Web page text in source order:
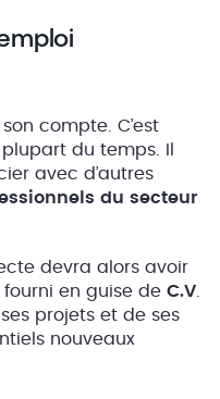
compte. C’est
du temps. Il
avec d’autres
du secteur
devra alors avoir
fourni en guise de C.V
projets et de ses
nouveaux